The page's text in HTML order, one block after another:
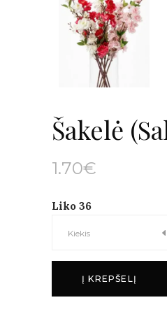
Šakelė
1.70€
Liko 36
Šakelė
Kiekis
Į KREPŠELĮ